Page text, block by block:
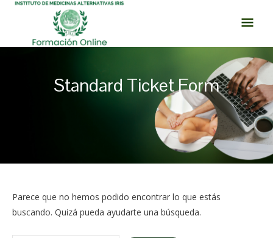
contenido
Standard Ticket Form
Parece que no hemos podido encontrar lo que estás
buscando. Quizá pueda ayudarte una búsqueda.
por: